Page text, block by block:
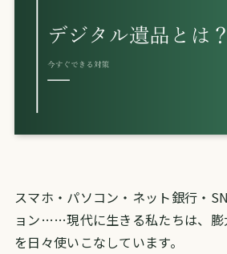
スマホ・パソコン・ネット銀行・
ョン……現代に生きる私たちは、膨
を日々使いこなしています。